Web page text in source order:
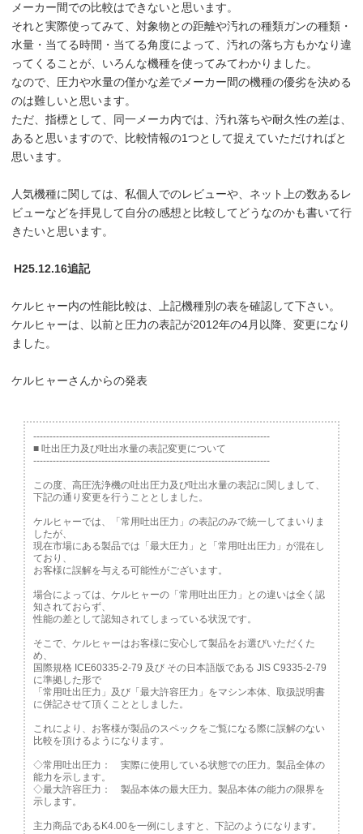
メーカー間での比較はできないと思います。
それと実際使ってみて、対象物との距離や汚れの種類ガンの種類・
水量・当てる時間・当てる角度によって、汚れの落ち方もかなり違
ってくることが、いろんな機種を使ってみてわかりました。
なので、圧力や水量の僅かな差でメーカー間の機種の優劣を決める
のは難しいと思います。
ただ、指標として、同一メーカ内では、汚れ落ちや耐久性の差は、
あると思いますので、比較情報の1つとして捉えていただければと
思います。
人気機種に関しては、私個人でのレビューや、ネット上の数あるレ
ビューなどを拝見して自分の感想と比較してどうなのかも書いて行
きたいと思います。
H25.12.16追記
ケルヒャー内の性能比較は、上記機種別の表を確認して下さい。
ケルヒャーは、以前と圧力の表記が2012年の4月以降、変更になり
ました。
ケルヒャーさんからの発表
-------------------------------------------------------------------------
■ 吐出圧力及び吐出水量の表記変更について
-------------------------------------------------------------------------
この度、高圧洗浄機の吐出圧力及び吐出水量の表記に関しまして、
下記の通り変更を行うこととしました。
ケルヒャーでは、「常用吐出圧力」の表記のみで統一してまいりま
したが、
現在市場にある製品では「最大圧力」と「常用吐出圧力」が混在し
ており、
お客様に誤解を与える可能性がございます。
場合によっては、ケルヒャーの「常用吐出圧力」との違いは全く認
知されておらず、
性能の差として認知されてしまっている状況です。
そこで、ケルヒャーはお客様に安心して製品をお選びいただくた
め、
国際規格 ICE60335-2-79 及び その日本語版である JIS C9335-2-79
に準拠した形で
「常用吐出圧力」及び「最大許容圧力」をマシン本体、取扱説明書
に併記させて頂くこととしました。
これにより、お客様が製品のスペックをご覧になる際に誤解のない
比較を頂けるようになります。
◇常用吐出圧力： 実際に使用している状態での圧力。製品全体の
能力を示します。
◇最大許容圧力： 製品本体の最大圧力。製品本体の能力の限界を
示します。
主力商品であるK4.00を一例にしますと、下記のようになります。